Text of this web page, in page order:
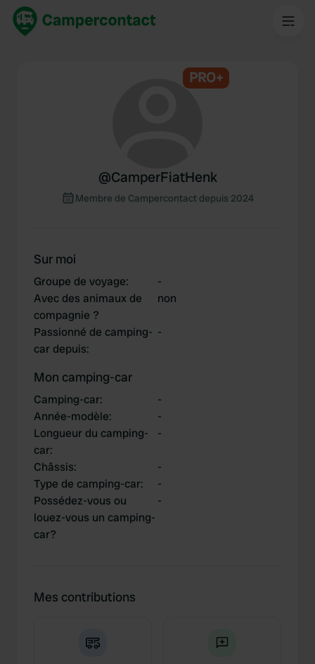
PRO+
@CamperFiatHenk
Membre de Campercontact depuis 2024
Sur moi
Groupe de voyage:
-
Avec des animaux de
compagnie ?
non
Passionné de camping-
car depuis:
-
Mon camping-car
Camping-car:
-
Année-modèle:
-
Longueur du camping-
car:
-
Châssis:
-
Type de camping-car:
-
Possédez-vous ou
louez-vous un camping-
car?
-
Mes contributions